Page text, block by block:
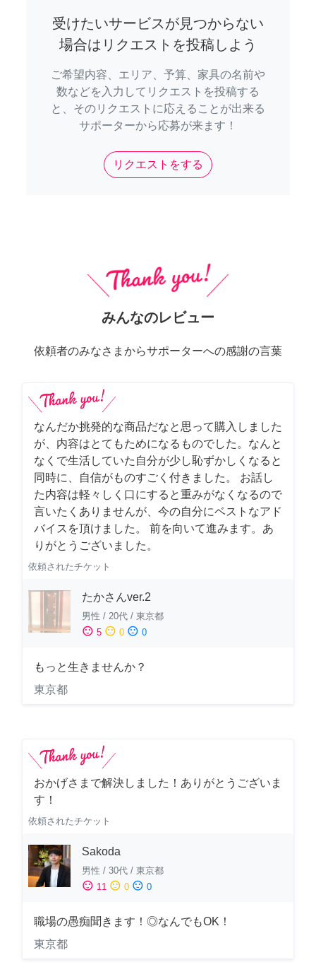
受けたいサービスが見つからない
場合はリクエストを投稿しよう
ご希望内容、エリア、予算、家具の名前や
数などを入力してリクエストを投稿する
と、そのリクエストに応えることが出来る
サポーターから応募が来ます！
リクエストをする
みんなのレビュー
依頼者のみなさまからサポーターへの感謝の言葉
なんだか挑発的な商品だなと思って購入しました
が、内容はとてもためになるものでした。なんと
なくで生活していた自分が少し恥ずかしくなると
同時に、自信がものすごく付きました。 お話し
た内容は軽々しく口にすると重みがなくなるので
言いたくありませんが、今の自分にベストなアド
バイスを頂けました。 前を向いて進みます。あ
りがとうございました。
依頼されたチケット
たかさんver.2
男性 / 20代 / 東京都
sentiment_satisfied 5 sentiment_neutral 0 sentiment_dissatisfied 0
もっと生きませんか？
東京都
おかげさまで解決しました！ありがとうございま
す！
依頼されたチケット
Sakoda
男性 / 30代 / 東京都
sentiment_satisfied 11 sentiment_neutral 0 sentiment_dissatisfied 0
職場の愚痴聞きます！◎なんでもOK！
東京都